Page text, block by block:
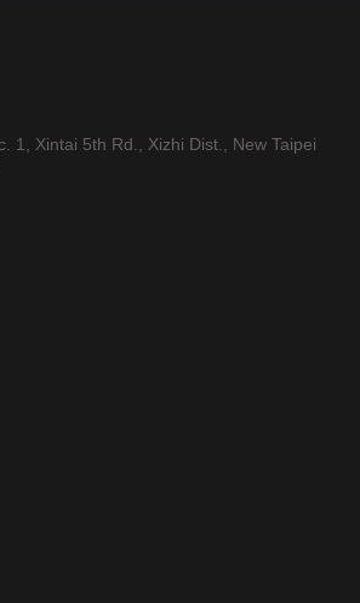
1, Xintai 5th Rd., Xizhi Dist., New Taipei